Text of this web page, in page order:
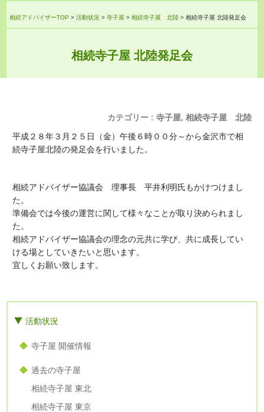
相続アドバイザーTOP >活動状況 >寺子屋 >相続寺子屋 北陸 >相続寺子屋 北陸発足会
相続寺子屋 北陸発足会
カテゴリー : 寺子屋, 相続寺子屋 北陸
平成２８年３月２５日（金）午後６時００分～から金沢市で相
続寺子屋北陸の発足会を行いました。
相続アドバイザー協議会 理事長 平井利明氏もかけつけまし
た。
準備会では今後の運営に関して様々なことが取り決められまし
た。
相続アドバイザー協議会の理念の元共に学び、共に成長してい
ける場としていきたいと思います。
宜しくお願い致します。
活動状況
寺子屋 開催情報
過去の寺子屋
相続寺子屋 東北
相続寺子屋 東京